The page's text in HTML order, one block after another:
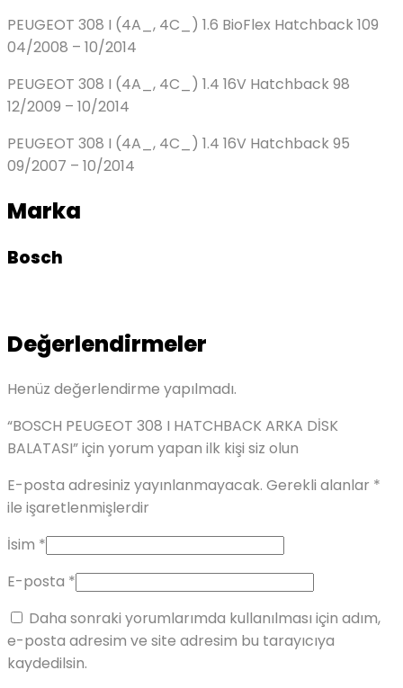
PEUGEOT 308 I (4A_, 4C_) 1.6 BioFlex Hatchback 109
04/2008 – 10/2014
PEUGEOT 308 I (4A_, 4C_) 1.4 16V Hatchback 98
12/2009 – 10/2014
PEUGEOT 308 I (4A_, 4C_) 1.4 16V Hatchback 95
09/2007 – 10/2014
Marka
Bosch
Değerlendirmeler
Henüz değerlendirme yapılmadı.
“BOSCH PEUGEOT 308 I HATCHBACK ARKA DİSK
BALATASI” için yorum yapan ilk kişi siz olun
E-posta adresiniz yayınlanmayacak. Gerekli alanlar *
ile işaretlenmişlerdir
İsim *
E-posta *
Daha sonraki yorumlarımda kullanılması için adım,
e-posta adresim ve site adresim bu tarayıcıya
kaydedilsin.